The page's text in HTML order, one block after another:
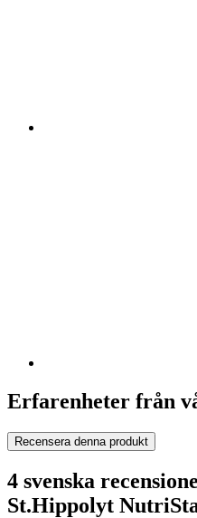
Erfarenheter från
Recensera denna produkt
4 svenska
St.Hippolyt